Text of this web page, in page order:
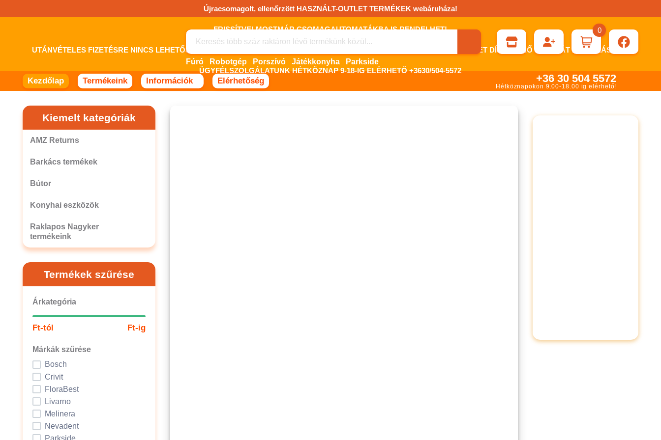
a
Újracsomagolt, ellenőrzött HASZNÁLT-OUTLET TERMÉKEK webáruháza!
FRISSÍTVE! MOSTMÁR CSOMAGAUTOMATÁKBA IS RENDELHET!
UTÁNVÉTELES FIZETÉSRE NINCS LEHETŐSÉG! FIZETNI ONLINE BANKKÁRTYÁVAL LEHETSÉGES, SZÜKSÉG ESETÉN KÉRHET DÍJBEKÉRŐ SZÁMLÁT ÁTUTALÁSHOZ.
ÜGYFÉLSZOLGÁLATUNK HÉTKÖZNAP 9-18-IG ELÉRHETŐ +3630/504-5572
Fúró Robotgép Porszívó Játékkonyha Parkside
0
Kezdőlap Termékeink Információk Elérhetőség +36 30 504 5572
Hétköznapokon 9.00-18.00 ig elérhető!
Kiemelt kategóriák
AMZ Returns
Barkács termékek
Bútor
Konyhai eszközök
Raklapos Nagyker
termékeink
Termékek szűrése
Árkategória
Ft-tól Ft-ig
Márkák szűrése
Bosch
Crivit
FloraBest
Livarno
Melinera
Nevadent